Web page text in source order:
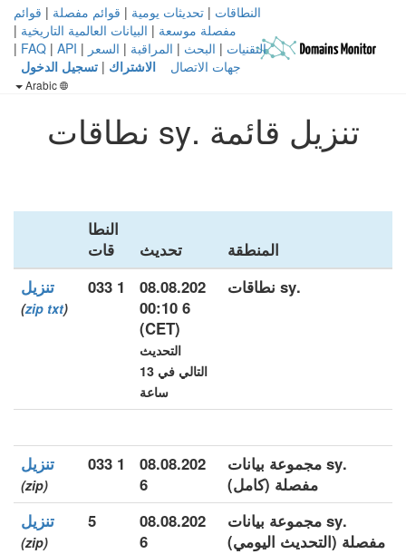
النطاقات | تحديثات يومية | قوائم مفصلة | قوائم
مفصلة موسعة | البيانات العالمية التاريخية |
التقنيات | البحث | المراقبة | السعر |
FAQ | API
|
جهات الاتصال
الاشتراك | تسجيل الدخول
تنزيل قائمة .sy نطاقات
المنطقة تحديث
النطا
قات
.sy نطاقات
08.08.202
6 00:10
(CET)
التحديث
التالي في 13
ساعة
1 033 تنزيل
(
zip txt
)
.sy مجموعة بيانات
مفصلة (كامل)
08.08.202
6
1 033 تنزيل
(zip)
.sy مجموعة بيانات
مفصلة (التحديث اليومي)
08.08.202
6
5 تنزيل
(zip)